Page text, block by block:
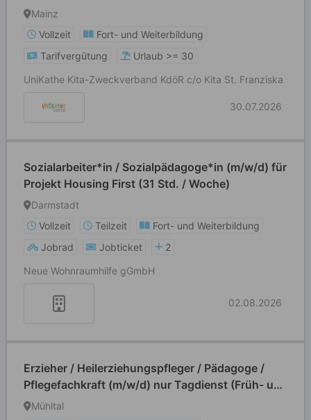
Mainz
Vollzeit
Fort- und Weiterbildung
Tarifvergütung
Urlaub >= 30
UniKathe Kita-Zweckverband KdöR c/o Kita St. Franziska
30.07.2026
Sozialarbeiter*in / Sozialpädagoge*in (m/w/d) für
Projekt Housing First (31 Std. / Woche)
Darmstadt
Vollzeit
Teilzeit
Fort- und Weiterbildung
Jobrad
Jobticket
2
Neue Wohnraumhilfe gGmbH
02.08.2026
Erzieher / Heilerziehungspfleger / Pädagoge /
Pflegefachkraft (m/w/d) nur Tagdienst (Früh- und
Spätschicht)
Mühltal